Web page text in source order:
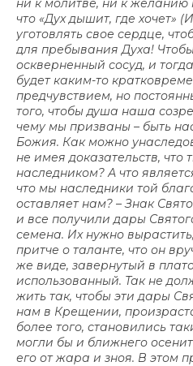
что «Дух дышит, где хочет»
уготовлять свое сердце,
для пребывания Духа!
оскверненный сосуд, и
будет каким-то
предчувствием, но
того, чтобы душа наша
чему мы призваны – быть
Божия. Как можно
не имея доказательств, что
наследником? А что
что мы наследники той
оставляет нам? – Знак
и все получили дары
семена. Их нужно
притче о таланте, что он
же виде, завернутый в
использованный. Так не
жить так, чтобы эти дары
нам в Крещении,
более того, становились
могли бы и ближнего
его от жара и зноя. В этом